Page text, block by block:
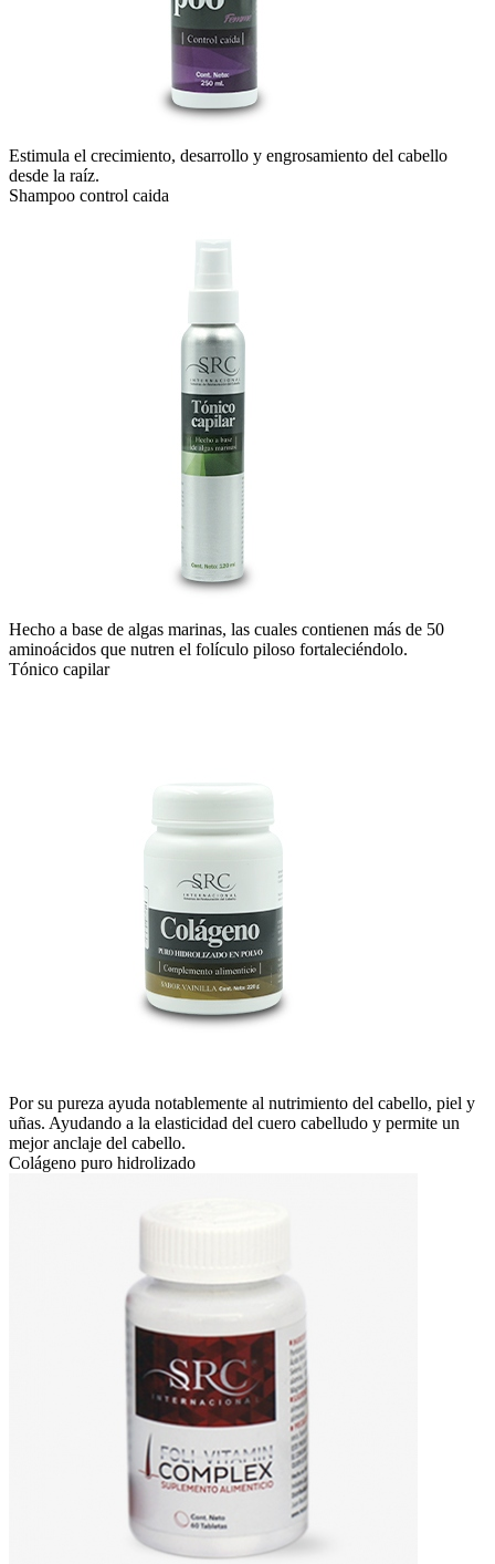
Estimula el crecimiento, desarrollo y engrosamiento del cabello
desde la raíz.
Shampoo control caida
Hecho a base de algas marinas, las cuales contienen más de 50
aminoácidos que nutren el folículo piloso fortaleciéndolo.
Tónico capilar
Por su pureza ayuda notablemente al nutrimiento del cabello, piel y
uñas. Ayudando a la elasticidad del cuero cabelludo y permite un
mejor anclaje del cabello.
Colágeno puro hidrolizado